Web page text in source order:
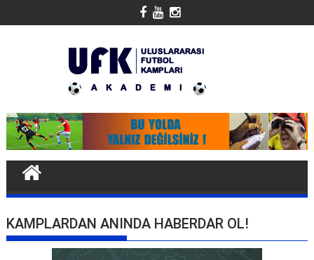
KAMPLARDAN ANINDA HABERDAR OL!